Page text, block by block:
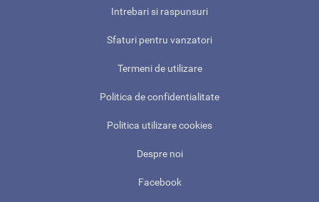
Intrebari si raspunsuri
Sfaturi pentru vanzatori
Termeni de utilizare
Politica de confidentialitate
Politica utilizare cookies
Despre noi
Facebook